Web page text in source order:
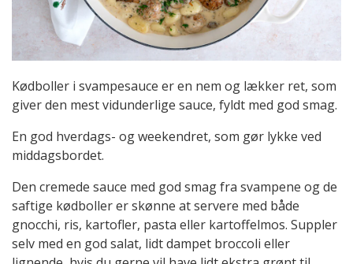
Kødboller i svampesauce er en nem og lækker ret, som
giver den mest vidunderlige sauce, fyldt med god smag.
En god hverdags- og weekendret, som gør lykke ved
middagsbordet.
Den cremede sauce med god smag fra svampene og de
saftige kødboller er skønne at servere med både
gnocchi, ris, kartofler, pasta eller kartoffelmos. Suppler
selv med en god salat, lidt dampet broccoli eller